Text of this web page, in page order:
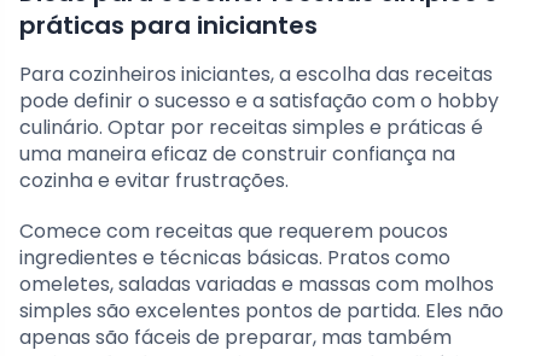
práticas para iniciantes
Para cozinheiros iniciantes, a escolha das receitas
pode definir o sucesso e a satisfação com o hobby
culinário. Optar por receitas simples e práticas é
uma maneira eficaz de construir confiança na
cozinha e evitar frustrações.
Comece com receitas que requerem poucos
ingredientes e técnicas básicas. Pratos como
omeletes, saladas variadas e massas com molhos
simples são excelentes pontos de partida. Eles não
apenas são fáceis de preparar, mas também